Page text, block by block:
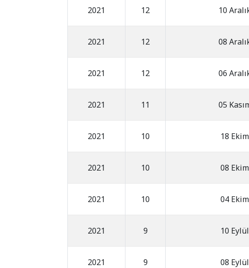
2021 12 10
2021 12 08
2021 12 06
2021 11 05
2021 10 18
2021 10 08
2021 10 04
2021 9 10
2021 9 08